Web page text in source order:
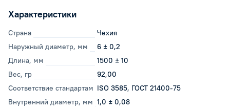
Характеристики
Страна
Чехия
Наружный диаметр, мм
6 ± 0,2
Длина, мм
1500 ± 10
Вес, гр
92,00
Соответствие стандартам ISO 3585, ГОСТ 21400-75
Внутренний диаметр, мм 1,0 ± 0,08